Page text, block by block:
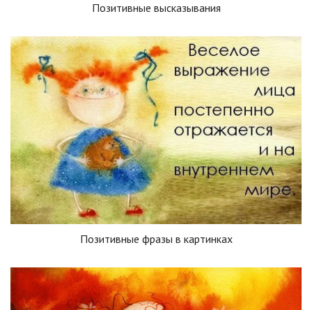
Позитивные высказывания
Позитивные фразы в картинках